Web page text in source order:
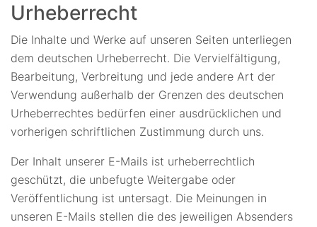
Urheberrecht
Die Inhalte und Werke auf unseren Seiten unterliegen
dem deutschen Urheberrecht. Die Vervielfältigung,
Bearbeitung, Verbreitung und jede andere Art der
Verwendung außerhalb der Grenzen des deutschen
Urheberrechtes bedürfen einer ausdrücklichen und
vorherigen schriftlichen Zustimmung durch uns.
Der Inhalt unserer E-Mails ist urheberrechtlich
geschützt, die unbefugte Weitergabe oder
Veröffentlichung ist untersagt. Die Meinungen in
unseren E-Mails stellen die des jeweiligen Absenders